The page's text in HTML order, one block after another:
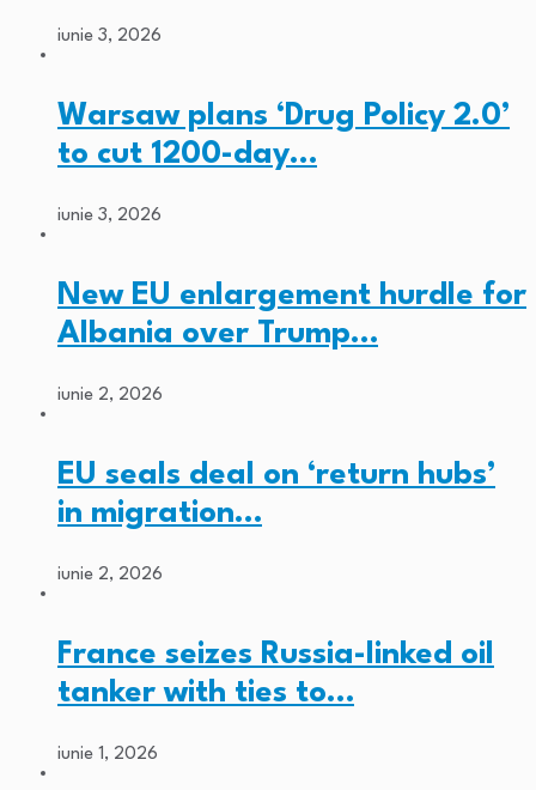
iunie 3, 2026
Warsaw plans ‘Drug Policy 2.0’
to cut 1200-day…
iunie 3, 2026
New EU enlargement hurdle for
Albania over Trump…
iunie 2, 2026
EU seals deal on ‘return hubs’
in migration…
iunie 2, 2026
France seizes Russia-linked oil
tanker with ties to…
iunie 1, 2026